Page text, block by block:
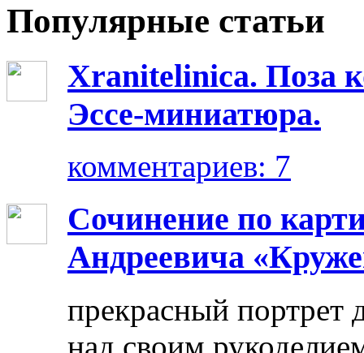
Популярные статьи
Xranitelinica. Поза
Эссе-миниатюра.
комментариев: 7
Сочинение по
Андреевича
прекрасный портрет
над своим